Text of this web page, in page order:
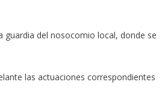
del nosocomio local, donde se
las actuaciones correspondientes